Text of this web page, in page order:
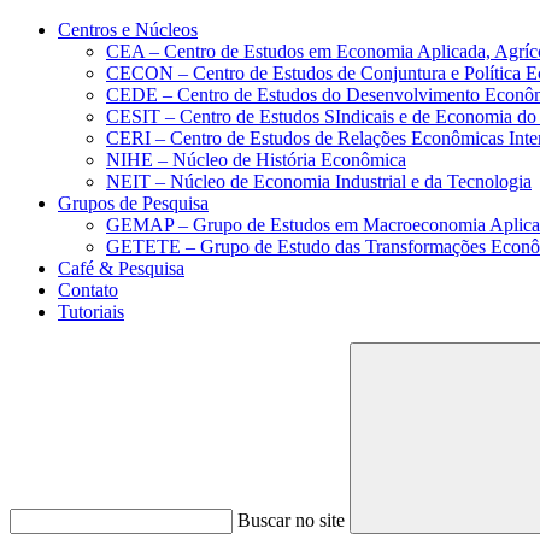
Conteúdo principal Menu principal
Centros e Núcleos
CEA – Centro de Estudos em Economia Aplicada,
CECON – Centro de Estudos de Conjuntura e Política
CEDE – Centro de Estudos do Desenvolvimento
CESIT – Centro de Estudos SIndicais e de Economia
CERI – Centro de Estudos de Relações Econômicas
NIHE – Núcleo de História Econômica
NEIT – Núcleo de Economia Industrial e da Tecnologia
Grupos de Pesquisa
GEMAP – Grupo de Estudos em Macroeconomia
GETETE – Grupo de Estudo das Transformações
Café & Pesquisa
Contato
Tutoriais
Buscar no site